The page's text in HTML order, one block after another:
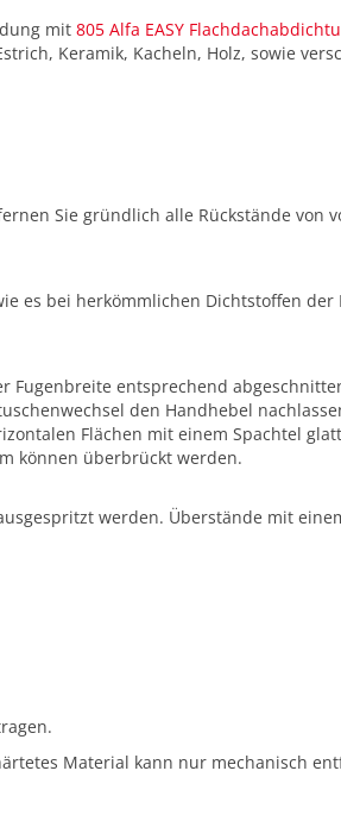
mit 805 Alfa EASY
Keramik, Kacheln, Holz, sowie
Sie gründlich alle Rückstände von
es bei herkömmlichen Dichtstoffen der
Fugenbreite entsprechend
den Handhebel
Flächen mit einem Spachtel
können überbrückt werden.
werden. Überstände mit
Material kann nur mechanisch